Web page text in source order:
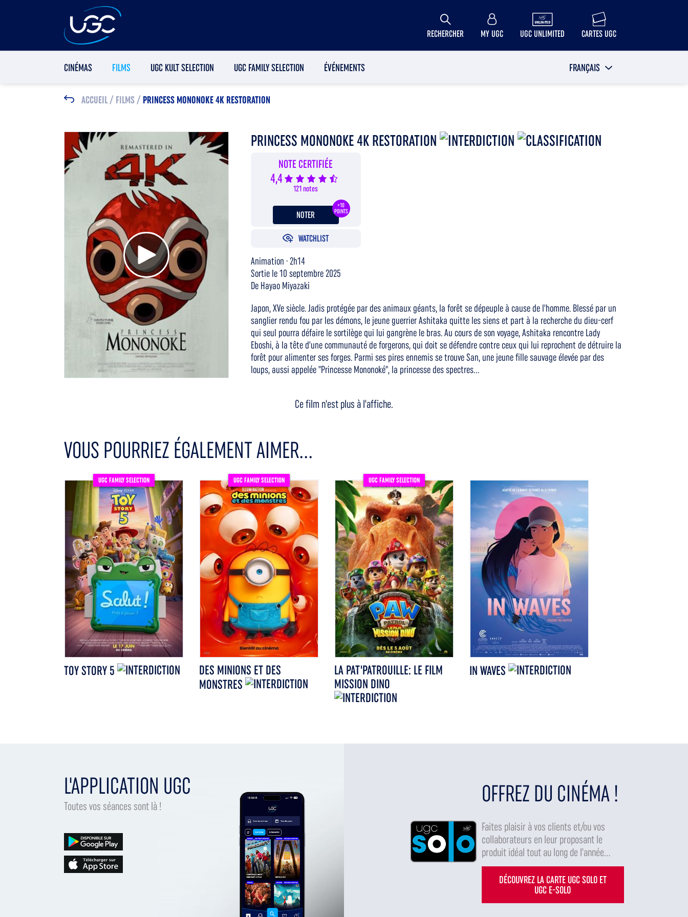
RECHERCHER MY UGC UGC UNLIMITED CARTES UGC
CINÉMAS FILMS UGC KULT SELECTION UGC FAMILY SELECTION ÉVÉNEMENTS FRANÇAIS
ACCUEIL/ FILMS/ PRINCESS MONONOKE 4K RESTORATION
Voir la bande annonce
PRINCESS MONONOKE 4K RESTORATION
NOTE CERTIFIÉE
4,4
121 notes
+10
POINTS
NOTER
WATCHLIST
Animation · 2h14
Sortie le 10 septembre 2025
De Hayao Miyazaki
Japon, XVe siècle. Jadis protégée par des animaux géants, la forêt se dépeuple à cause de l'homme. Blessé par un
sanglier rendu fou par les démons, le jeune guerrier Ashitaka quitte les siens et part à la recherche du dieu-cerf
qui seul pourra défaire le sortilège qui lui gangrène le bras. Au cours de son voyage, Ashitaka rencontre Lady
Eboshi, à la tête d'une communauté de forgerons, qui doit se défendre contre ceux qui lui reprochent de détruire la
forêt pour alimenter ses forges. Parmi ses pires ennemis se trouve San, une jeune fille sauvage élevée par des
loups, aussi appelée "Princesse Mononoké", la princesse des spectres...
Ce film n'est plus à l'affiche.
VOUS POURRIEZ ÉGALEMENT AIMER...
UGC FAMILY SELECTION
TOY STORY 5
UGC FAMILY SELECTION
DES MINIONS ET DES
MONSTRES
UGC FAMILY SELECTION
LA PAT'PATROUILLE: LE FILM
MISSION DINO
IN WAVES
L'APPLICATION UGC
Toutes vos séances sont là ! OFFREZ DU CINÉMA !
Faites plaisir à vos clients et/ou vos
collaborateurs en leur proposant le
produit idéal tout au long de l'année...
DÉCOUVREZ LA CARTE UGC SOLO ET
UGC E-SOLO